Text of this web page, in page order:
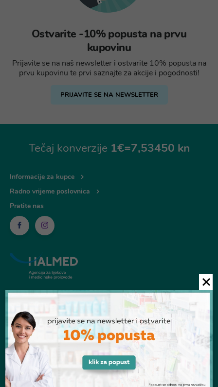
Ostvarite -10% popusta na prvu
kupovinu
Prijavite se na naš newsletter i ostvarite 10% popusta na
prvu kupovinu te prvi saznajte za akcije i pogodnosti!
PRIJAVITE SE NA NEWSLETTER
Tečaj konverzije 1€=7,53450 kn
Informacije za kupce
Radno vrijeme poslovnica
Pratite nas
© Ljekarna Talan 2026